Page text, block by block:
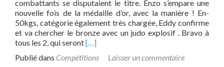
combattants se disputaient le titre. Enzo s’empare une
nouvelle fois de la médaille d’or, avec la manière ! En-
50kgs, catégorie également très chargée, Eddy confirme
et va chercher le bronze avec un judo explosif . Bravo à
tous les 2, qui serontRead
about
[…]
Publié dans Compétitions Laisser un commentaire